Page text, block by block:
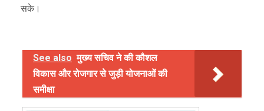
सके।
See also मुख्य सचिव ने की कौशल
विकास और रोजगार से जुड़ी योजनाओं की
समीक्षा